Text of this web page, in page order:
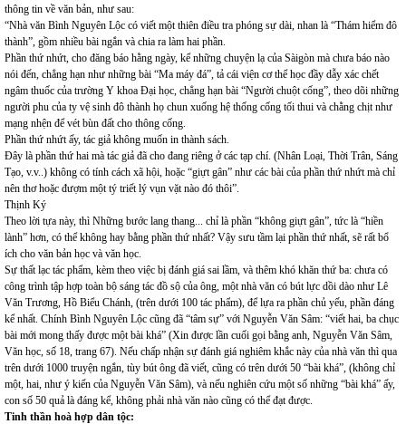
thông tin về văn bản, như sau:
“Nhà văn Bình Nguyên Lộc có viết một thiên điều tra phóng sự dài, nhan là “Thám hiểm đô
thành”, gồm nhiều bài ngắn và chia ra làm hai phần.
Phần thứ nhứt, cho đăng báo hằng ngày, kể những chuyện lạ của Sàigòn mà chưa báo nào
nói đến, chẳng hạn như những bài “Ma máy đá”, tả cái viện cơ thể học đầy dẫy xác chết
ngâm thuốc của trường Y khoa Đại học, chẳng hạn bài “Người chuột cống”, theo dõi những
người phu của ty vệ sinh đô thành họ chun xuống hệ thống cống tối thui và chằng chịt như
mạng nhện để vét bùn đất cho thông cống.
Phần thứ nhứt ấy, tác giả không muốn in thành sách.
Đây là phần thứ hai mà tác giả đã cho đang riêng ở các tạp chí. (Nhân Loại, Thời Trân, Sáng
Tạo, v.v..) không có tính cách xã hội, hoặc “giựt gân” như các bài của phần thứ nhứt mà chỉ
nên thơ hoặc đượm một tý triết lý vụn vặt nào đó thôi”.
Thịnh Ký
Theo lời tựa này, thì Những bước lang thang... chỉ là phần “không giựt gân”, tức là “hiền
lành” hơn, có thể không hay bằng phần thứ nhất? Vậy sưu tầm lại phần thứ nhất, sẽ rất bổ
ích cho văn bản học và văn học.
Sự thất lạc tác phẩm, kèm theo việc bị đánh giá sai lầm, và thêm khó khăn thứ ba: chưa có
công trình tập hợp toàn bộ sáng tác đồ sộ của ông, một nhà văn có bút lực dồi dào như Lê
Văn Trương, Hồ Biểu Chánh, (trên dưới 100 tác phẩm), để lựa ra phần chủ yếu, phần đáng
kể nhất. Chính Bình Nguyên Lộc cũng đã “tâm sự” với Nguyễn Văn Sâm: “viết hai, ba chục
bài mới mong thấy được một bài khá” (Xin được lần cuối gọi bằng anh, Nguyễn Văn Sâm,
Văn học, số 18, trang 67). Nếu chấp nhận sự đánh giá nghiêm khắc này của nhà văn thì qua
trên dưới 1000 truyện ngắn, tùy bút ông đã viết, cũng có trên dưới 50 “bài khá”, (không chỉ
một, hai, như ý kiến của Nguyễn Văn Sâm), và nếu nghiên cứu một số những “bài khá” ấy,
con số 50 quả là đáng kể, không phải nhà văn nào cũng có thể đạt được.
Tinh thần hoà hợp dân tộc: